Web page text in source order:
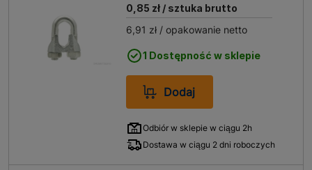
0,85 zł / sztuka brutto
6,91 zł / opakowanie netto
1 Dostępność w sklepie
Dodaj
Odbiór w sklepie w ciągu 2h
Dostawa w ciągu 2 dni roboczych